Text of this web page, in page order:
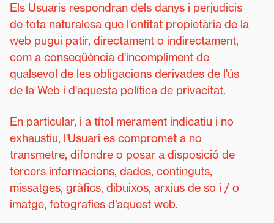
Els Usuaris respondran dels danys i perjudicis
de tota naturalesa que l'entitat propietària de la
web pugui patir, directament o indirectament,
com a conseqüència d'incompliment de
qualsevol de les obligacions derivades de l'ús
de la Web i d'aquesta política de privacitat.
En particular, i a títol merament indicatiu i no
exhaustiu, l'Usuari es compromet a no
transmetre, difondre o posar a disposició de
tercers informacions, dades, continguts,
missatges, gràfics, dibuixos, arxius de so i / o
imatge, fotografies d’aquest web.